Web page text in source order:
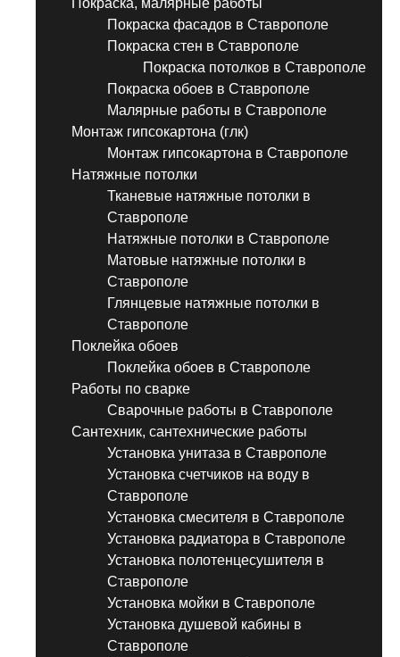
Покраска, малярные работы
Покраска фасадов в Ставрополе
Покраска стен в Ставрополе
Покраска потолков в Ставрополе
Покраска обоев в Ставрополе
Малярные работы в Ставрополе
Монтаж гипсокартона (глк)
Монтаж гипсокартона в Ставрополе
Натяжные потолки
Тканевые натяжные потолки в
Ставрополе
Натяжные потолки в Ставрополе
Матовые натяжные потолки в
Ставрополе
Глянцевые натяжные потолки в
Ставрополе
Поклейка обоев
Поклейка обоев в Ставрополе
Работы по сварке
Сварочные работы в Ставрополе
Сантехник, сантехнические работы
Установка унитаза в Ставрополе
Установка счетчиков на воду в
Ставрополе
Установка смесителя в Ставрополе
Установка радиатора в Ставрополе
Установка полотенцесушителя в
Ставрополе
Установка мойки в Ставрополе
Установка душевой кабины в
Ставрополе